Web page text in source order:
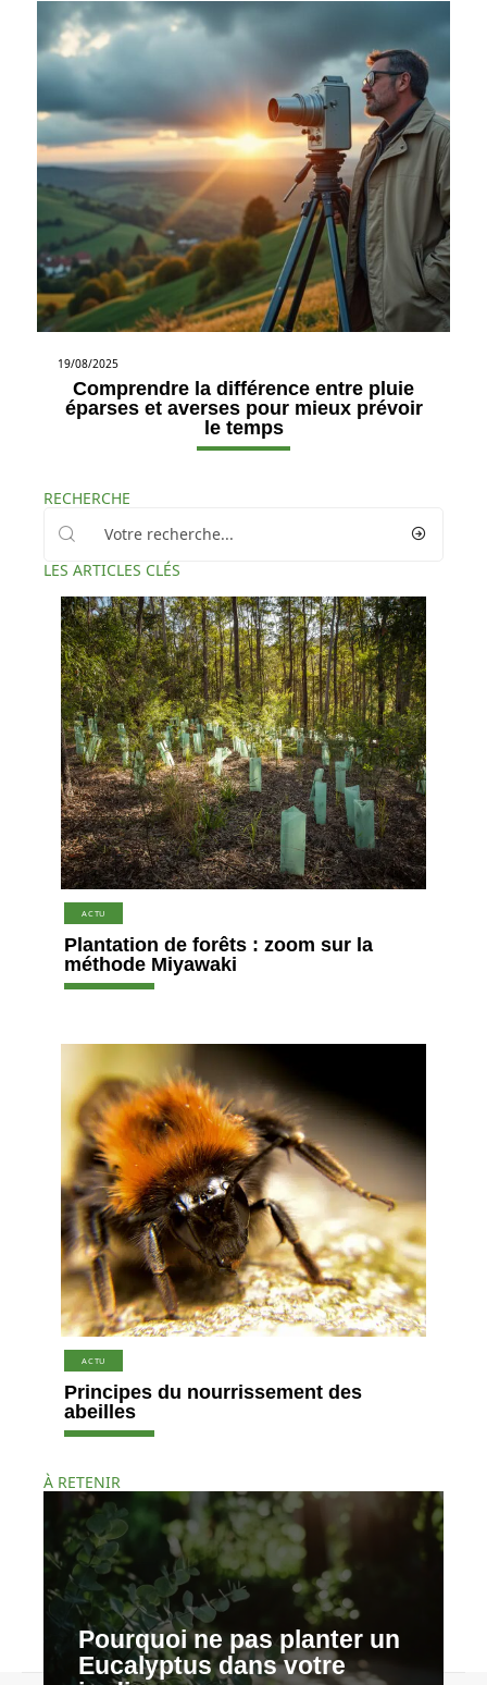
19/08/2025
Comprendre la différence entre pluie
éparses et averses pour mieux prévoir
le temps
RECHERCHE
LES ARTICLES CLÉS
ACTU
Plantation de forêts : zoom sur la
méthode Miyawaki
ACTU
Principes du nourrissement des
abeilles
À RETENIR
Pourquoi ne pas planter un
Eucalyptus dans votre